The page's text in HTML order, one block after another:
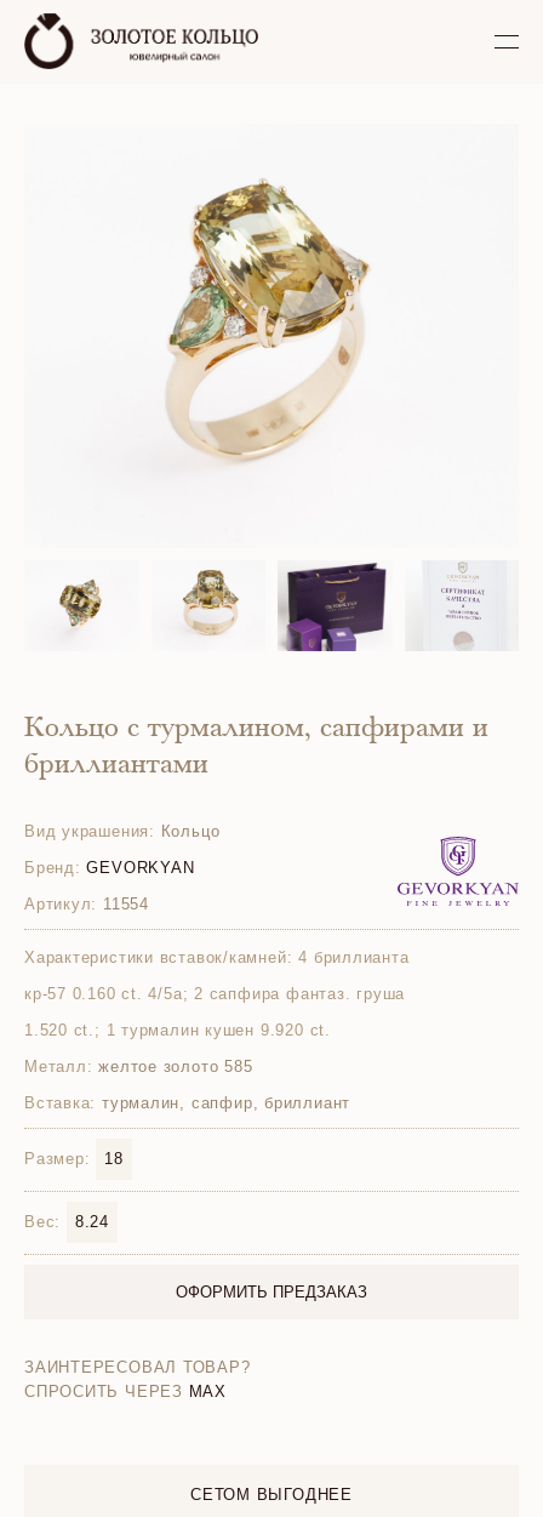
Кольцо с турмалином, сапфирами и
бриллиантами
Вид украшения: Кольцо
Бренд: GEVORKYAN
Артикул: 11554
Характеристики вставок/камней: 4 бриллианта
кр-57 0.160 ct. 4/5а; 2 сапфира фантаз. груша
1.520 ct.; 1 турмалин кушен 9.920 ct.
Металл: желтое золото 585
Вставка: турмалин, сапфир, бриллиант
Размер: 18
Вес: 8.24
ОФОРМИТЬ ПРЕДЗАКАЗ
ЗАИНТЕРЕСОВАЛ ТОВАР?
СПРОСИТЬ ЧЕРЕЗ MAX
СЕТОМ ВЫГОДНЕЕ